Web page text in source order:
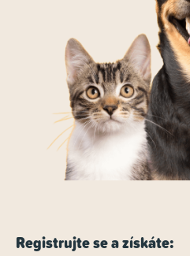
Registrujte se a získáte: